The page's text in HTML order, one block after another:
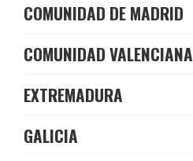
COMUNIDAD DE MADRID
COMUNIDAD VALENCIANA
EXTREMADURA
GALICIA